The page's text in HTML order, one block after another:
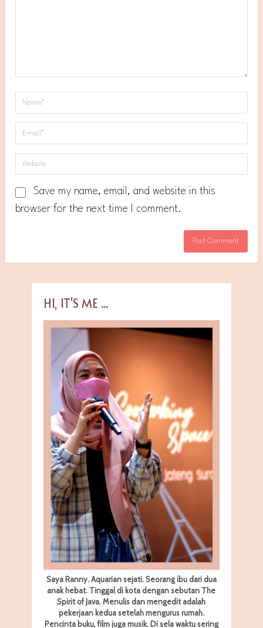
Save my name, email, and website in this
browser for the next time I comment.
HI, IT'S ME ...
Saya Ranny. Aquarian sejati. Seorang ibu dari dua
anak hebat. Tinggal di kota dengan sebutan The
Spirit of Java. Menulis dan mengedit adalah
pekerjaan kedua setelah mengurus rumah.
Pencinta buku, film juga musik. Di sela waktu sering